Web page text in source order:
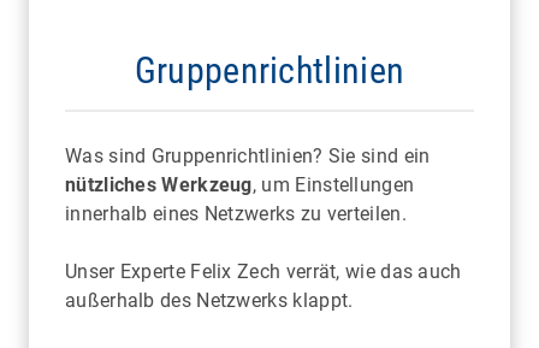
Gruppenrichtlinien
Was sind Gruppenrichtlinien? Sie sind ein
nützliches Werkzeug, um Einstellungen
innerhalb eines Netzwerks zu verteilen.
Unser Experte Felix Zech verrät, wie das auch
außerhalb des Netzwerks klappt.